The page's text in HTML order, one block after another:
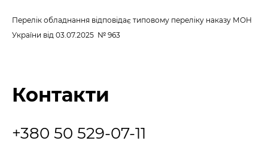
Перелік обладнання відповідає типовому переліку наказу МОН
України від 03.07.2025 № 963
Контакти
+380 50 529-07-11